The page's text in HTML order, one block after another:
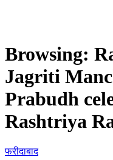
Browsing:
Jagriti
Prabudh
Rashtriya
फरीदाबाद